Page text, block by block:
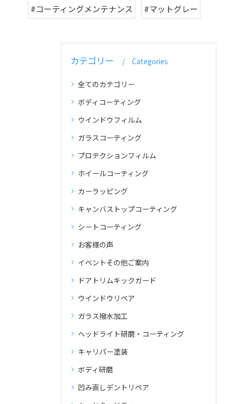
#コーティングメンテナンス
#マットグレー
カテゴリー Categories
全てのカテゴリー
ボディコーティング
ウインドウフィルム
ガラスコーティング
プロテクションフィルム
ホイールコーティング
カーラッピング
キャンバストップコーティング
シートコーティング
お客様の声
イベントその他ご案内
ドアトリムキックガード
ウインドウリペア
ガラス撥水加工
ヘッドライト研磨・コーティング
キャリパー塗装
ボディ研磨
凹み直しデントリペア